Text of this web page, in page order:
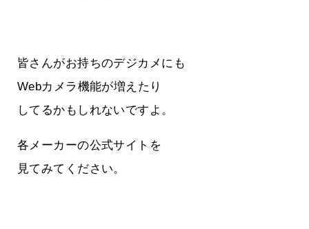
皆さんがお持ちのデジカメにも
Webカメラ機能が増えたり
してるかもしれないですよ。
各メーカーの公式サイトを
見てみてください。